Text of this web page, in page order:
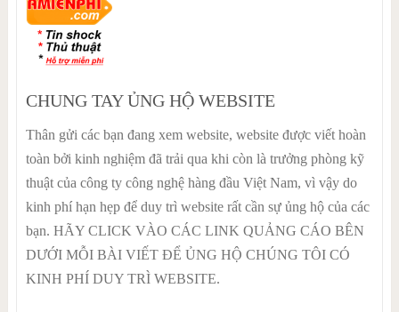
CHUNG TAY ỦNG HỘ WEBSITE
Thân gửi các bạn đang xem website, website được viết hoàn
toàn bởi kinh nghiệm đã trải qua khi còn là trưởng phòng kỹ
thuật của công ty công nghệ hàng đầu Việt Nam, vì vậy do
kinh phí hạn hẹp để duy trì website rất cần sự ủng hộ của các
bạn. HÃY CLICK VÀO CÁC LINK QUẢNG CÁO BÊN
DƯỚI MỖI BÀI VIẾT ĐỂ ỦNG HỘ CHÚNG TÔI CÓ
KINH PHÍ DUY TRÌ WEBSITE.